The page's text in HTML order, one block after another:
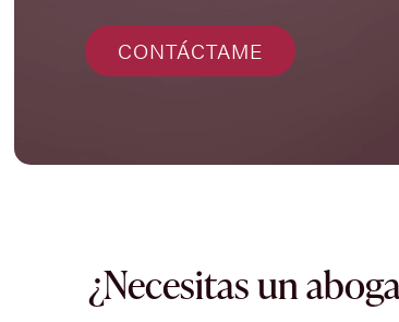
CONTÁCTAME
¿Necesitas un